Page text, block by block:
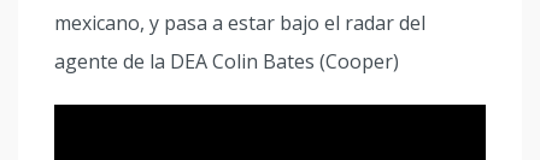
mexicano, y pasa a estar bajo el radar del
agente de la DEA Colin Bates (Cooper)